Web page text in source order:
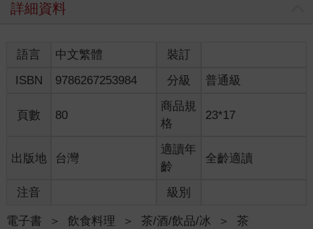
詳細資料
語言 中文繁體
裝訂
ISBN
9786267253984 分級 普通級
頁數 80
商品規
格
23*17
出版地 台灣
適讀年
齡
全齡適讀
注音 級別
電子書 ＞ 飲食料理 ＞ 茶/酒/飲品/冰 ＞ 茶